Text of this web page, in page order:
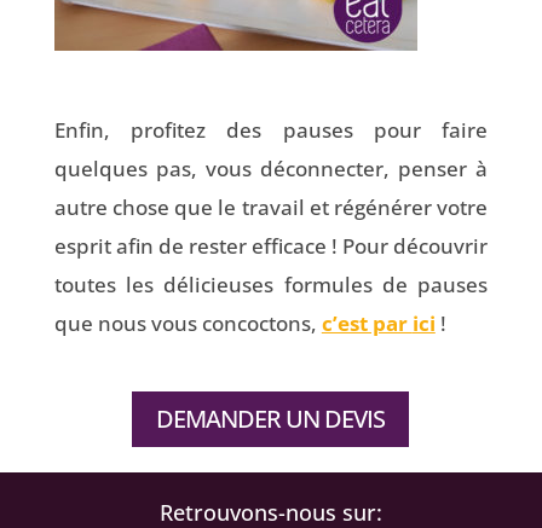
Enfin, profitez des pauses pour faire
quelques pas, vous déconnecter, penser à
autre chose que le travail et régénérer votre
esprit afin de rester efficace ! Pour découvrir
toutes les délicieuses formules de pauses
que nous vous concoctons, c’est par ici !
DEMANDER UN DEVIS
Retrouvons-nous sur: